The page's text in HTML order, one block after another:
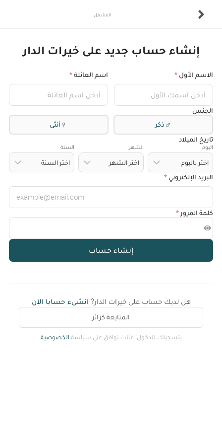
المشغل
إنشاء حساب جديد على خيرات الدار
الاسم الأول * اسم العائلة*
الجنس
♂ ذكر ♀ أنثى
تاريخ الميلاد
اليوم الشهر السنة
البريد الإلكتروني *
كلمة المرور *
إنشاء حساب
هل لديك حساب على خيرات الدار? انشىء حسابا الآن
المتابعة كزائر
بتسجيلك للدخول، فأنت توافق على سياسة الخصوصية